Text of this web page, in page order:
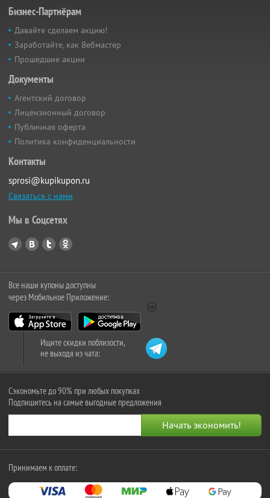
Бизнес-Партнёрам
Давайте сделаем акцию!
Заработайте, как Вебмастер
Прошедшие акции
Документы
Агентский договор
Лицензионный договор
Публичная оферта
Политика конфиденциальности
Контакты
sprosi@kupikupon.ru
Связаться с нами
Мы в Соцсетях
Все наши купоны доступны
через Мобильное Приложение:
Ищите скидки поблизости,
не выходя из чата:
Сэкономьте до 90% при любых покупках
Подпишитесь на самые выгодные предложения
Принимаем к оплате: